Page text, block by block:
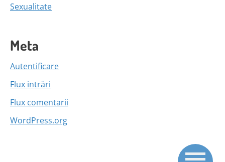
Sexualitate
Meta
Autentificare
Flux intrări
Flux comentarii
WordPress.org